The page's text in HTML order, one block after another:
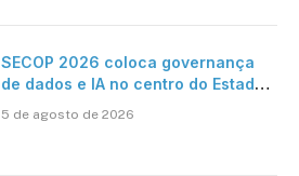
SECOP 2026 coloca governança
de dados e IA no centro do Estado
5 de agosto de 2026